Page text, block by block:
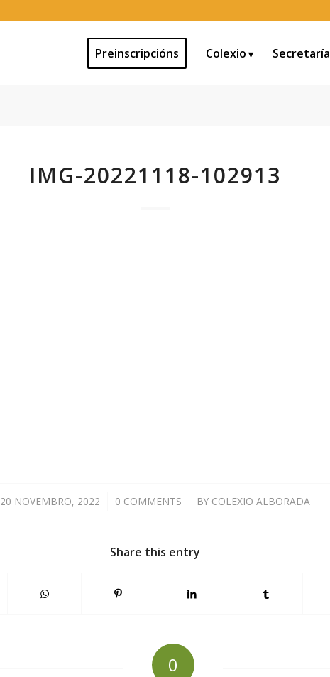
Preinscripcións Colexio Secretaría
IMG-20221118-102913
20 NOVEMBRO, 2022
/ 0 COMMENTS
/ BY COLEXIO ALBORADA
Share this entry
0